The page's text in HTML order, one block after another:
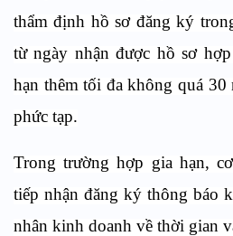
thẩm định hồ sơ đăng ký
từ ngày nhận được hồ sơ
hạn thêm tối đa không quá
phức tạp.
Trong trường hợp gia hạn,
tiếp nhận đăng ký thông báo
nhân kinh doanh về thời gian